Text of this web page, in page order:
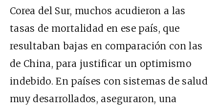
Corea del Sur, muchos acudieron a las
tasas de mortalidad en ese país, que
resultaban bajas en comparación con las
de China, para justificar un optimismo
indebido. En países con sistemas de salud
muy desarrollados, aseguraron, una